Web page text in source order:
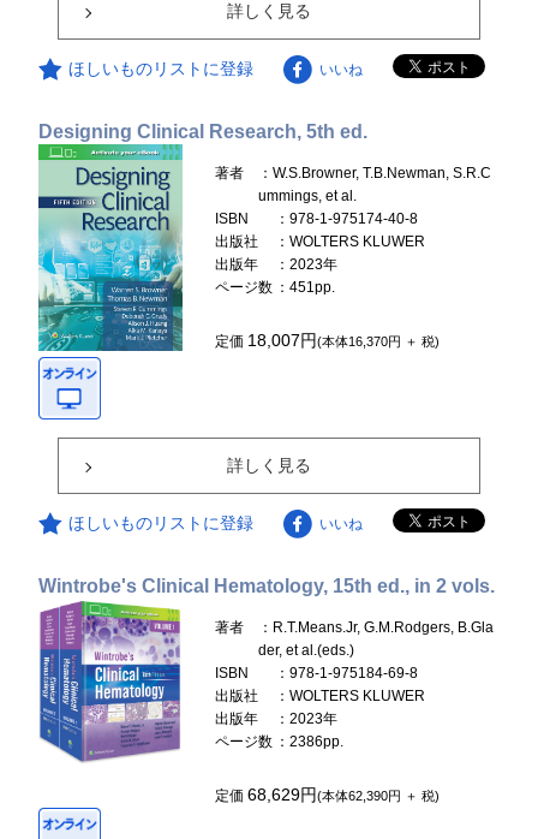
詳しく見る
ほしいものリストに登録 いいね
Designing Clinical Research, 5th ed.
著者
：W.S.Browner, T.B.Newman, S.R.C
ummings, et al.
ISBN
：978-1-975174-40-8
出版社
：WOLTERS KLUWER
出版年
：2023年
ページ数 ：451pp.
定価 18,007円(本体16,370円 ＋ 税)
詳しく見る
ほしいものリストに登録 いいね
Wintrobe's Clinical Hematology, 15th ed., in 2 vols.
著者
：R.T.Means.Jr, G.M.Rodgers, B.Gla
der, et al.(eds.)
ISBN
：978-1-975184-69-8
出版社
：WOLTERS KLUWER
出版年
：2023年
ページ数 ：2386pp.
定価68,629円(本体62,390円 ＋ 税)